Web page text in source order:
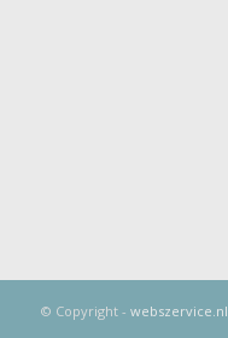
© Copyright - webszervice.nl